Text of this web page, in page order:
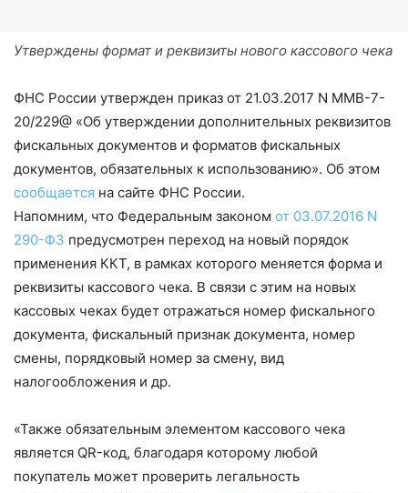
Утверждены формат и реквизиты нового кассового чека
ФНС России утвержден приказ от 21.03.2017 N ММВ-7-
20/229@ «Об утверждении дополнительных реквизитов
фискальных документов и форматов фискальных
документов, обязательных к использованию». Об этом
сообщается на сайте ФНС России.
Напомним, что Федеральным законом от 03.07.2016 N
290-ФЗ предусмотрен переход на новый порядок
применения ККТ, в рамках которого меняется форма и
реквизиты кассового чека. В связи с этим на новых
кассовых чеках будет отражаться номер фискального
документа, фискальный признак документа, номер
смены, порядковый номер за смену, вид
налогообложения и др.
«Также обязательным элементом кассового чека
является QR-код, благодаря которому любой
покупатель может проверить легальность